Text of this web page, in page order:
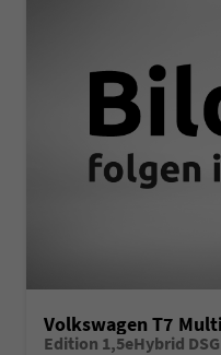
Volkswagen T7
Edition 1,5eHybrid